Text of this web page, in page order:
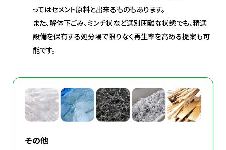
ってはセメント原料と出来るものもあります。
また、解体下ごみ、ミンチ状など選別困難な状態でも、精選
設備を保有する処分場で限りなく再生率を高める提案も可
能です。
その他